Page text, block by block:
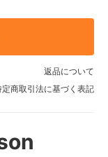
返品について
定商取引法に基づく表記